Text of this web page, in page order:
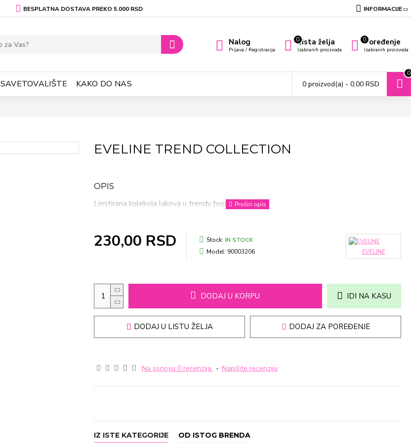
BESPLATNA DOSTAVA PREKO 5.000 RSD INFORMACIJE
Nalog
Prijava / Registracija
Lista želja
Izabranih proizvoda
0 Poređenje
Izabranih proizvoda
0
SAVETOVALIŠTE KAKO DO NAS 0 proizvod(a) - 0,00 RSD
0
EVELINE TREND COLLECTION
OPIS
Limitirana kolekcija lakova u trendy bojama.
Na osnovu 0 recenzija. - Napišite recenziju
230,00 RSD Stock: IN STOCK
Model: 90003206 EVELINE
DODAJ U KORPU IDI NA KASU
DODAJ U LISTU ŽELJA DODAJ ZA POREĐENJE
IZ ISTE KATEGORIJE OD ISTOG BRENDA